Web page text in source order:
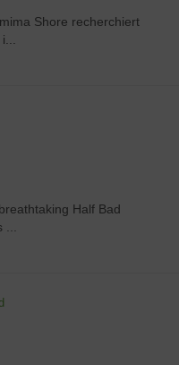
Shore recherchiert
Half Bad